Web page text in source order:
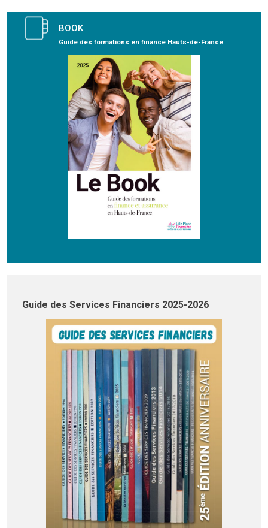
BOOK
Guide des formations en finance Hauts-de-France
Guide des Services Financiers 2025-2026